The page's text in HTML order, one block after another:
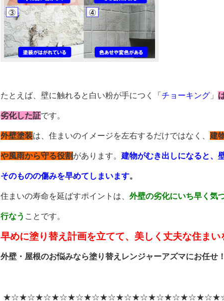
たとえば、壁に触れると白い粉が手につく「 チョーキング 」
劣化した証です。
外壁塗装は、住まいのイメージを左右するだけではなく、 建
や風雨から守る役割があります。 建物がむき出しになると、
そのものの傷みを早めてしまいます。
住まいの寿命を延ばすポイントは、 外壁の劣化にいち早く気
行なう ことです。
早めに塗り替え計画を立てて、美しく丈夫な住まい
外壁・屋根のお悩みなら塗り替えレンジャーアズマにお任せ